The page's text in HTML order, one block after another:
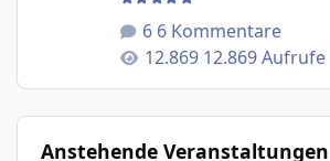
6 Kommentare
12.869 Aufrufe
Anstehende Veranstaltungen